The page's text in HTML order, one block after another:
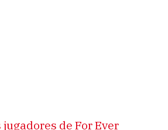
de For Ever